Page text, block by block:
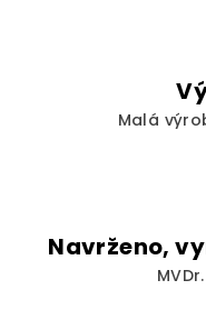
Malá
Navrženo,